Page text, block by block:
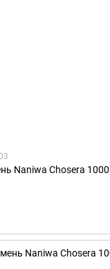
Naniwa Chosera 1000